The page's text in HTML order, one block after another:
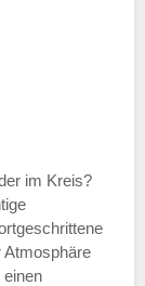
im Kreis?
Atmosphäre